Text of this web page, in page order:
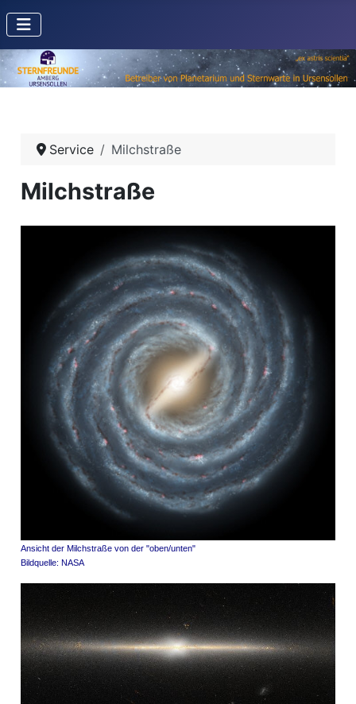
Service Milchstraße
Milchstraße
Ansicht der Milchstraße von der "oben/unten"
Bildquelle: NASA